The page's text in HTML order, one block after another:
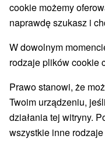
Wsie i miasta
Nižná Boca(1) Mýto
cookie możemy
naprawdę szukasz i
W dowolnym
rodzaje plików cookie
Prawo stanowi, że
Twoim urządzeniu,
działania tej witryny.
wszystkie inne